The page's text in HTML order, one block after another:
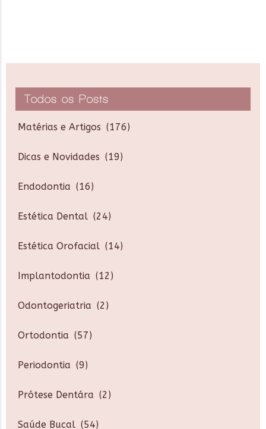
Todos os Posts
Matérias e Artigos (176)
Dicas e Novidades (19)
Endodontia (16)
Estética Dental (24)
Estética Orofacial (14)
Implantodontia (12)
Odontogeriatria (2)
Ortodontia (57)
Periodontia (9)
Prótese Dentára (2)
Saúde Bucal (54)